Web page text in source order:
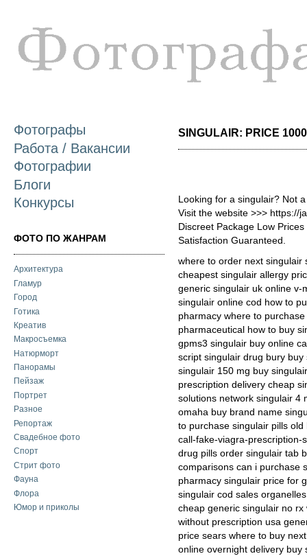
Фотографы
Работа / Вакансии
Фотографии
Блоги
Конкурсы
ФОТО ПО ЖАНРАМ
Архитектура
Гламур
Город
Готика
Креатив
Макросъемка
Натюрморт
Панорамы
Пейзаж
Портрет
Разное
Репортаж
Свадебное фото
Спорт
Стрит фото
Фауна
Флора
Юмор и приколы
SINGULAIR: PRICE
Looking for a singulair? Not
Visit the website >>> https://
Discreet Package Low
Satisfaction Guaranteed.
where to order next singulair
cheapest singulair allergy
generic singulair uk online v-
singulair online cod how to
pharmacy where to
pharmaceutical how to buy
gpms3 singulair buy online
script singulair drug bury
singulair 150 mg buy
prescription delivery cheap
solutions network singulair 4
omaha buy brand name
to purchase singulair pills
call-fake-viagra-prescription-
drug pills order singulair tab
comparisons can i purchase
pharmacy singulair price for
singulair cod sales
cheap generic singulair no
without prescription usa
price sears where to buy
online overnight delivery buy